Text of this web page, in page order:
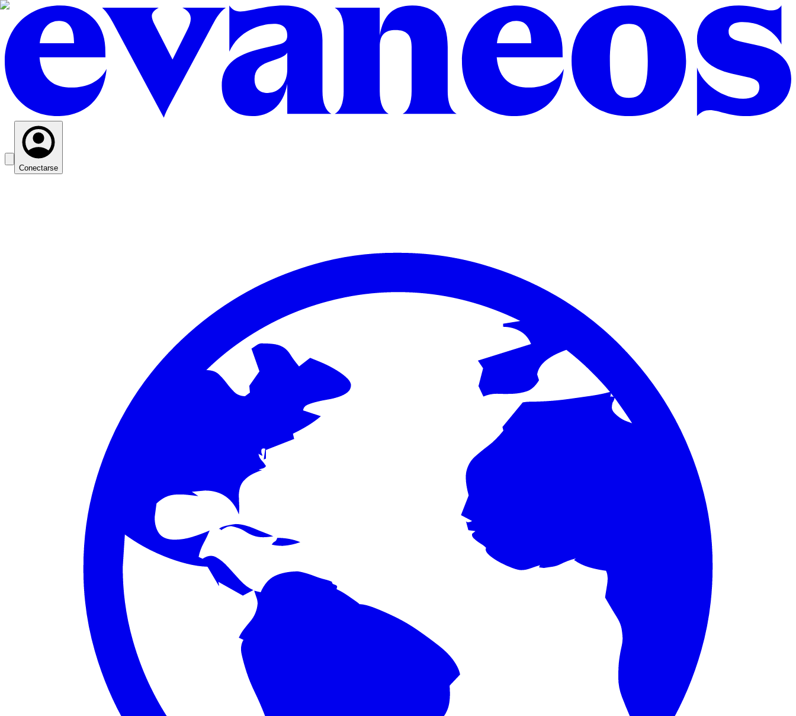
Conectarse